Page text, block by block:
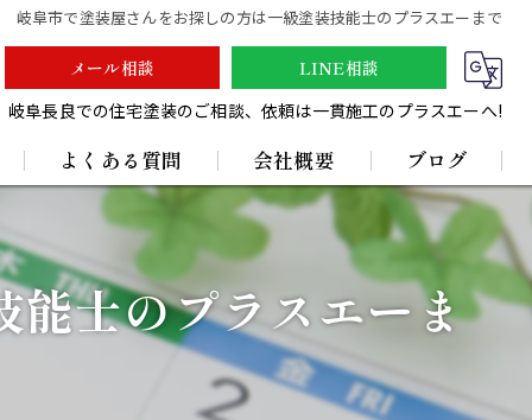
岐阜市で塗装屋さんをお探しの方は一級塗装技能士のプラスエーまで
メール相談
LINE相談
岐阜長良での住宅塗装のご相談、依頼は一貫施工のプラスエーへ!
よくある質問 会社概要
採用情報
ブログ
能士のプラスエーま